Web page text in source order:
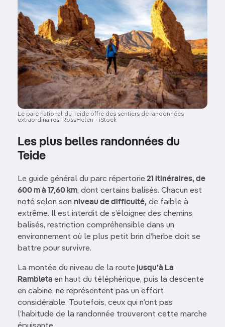
Le parc national du Teide offre des sentiers de randonnées
extraordinaires. RossHelen - iStock
Les plus belles randonnées du
Teide
Le guide général du parc répertorie21 itinéraires, de
600 m à 17,60 km, dont certains balisés. Chacun est
noté selon son niveau de difficulté, de faible à
extrême. Il est interdit de s’éloigner des chemins
balisés, restriction compréhensible dans un
environnement où le plus petit brin d’herbe doit se
battre pour survivre.
La montée du niveau de la route jusqu’à La
Rambleta en haut du téléphérique, puis la descente
en cabine, ne représentent pas un effort
considérable. Toutefois, ceux qui n’ont pas
l’habitude de la randonnée trouveront cette marche